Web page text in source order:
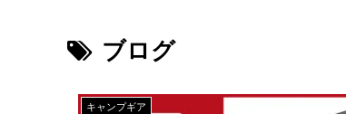
ブログ
キャンプギア